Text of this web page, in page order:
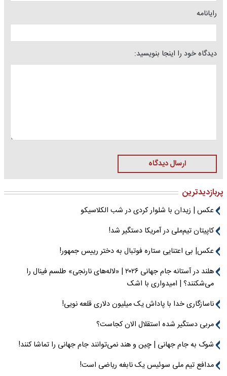
رایانامه
دیدگاه خود را اینجا بنویسید:
ارسال دیدگاه
پربازدیدترین
عکس | زیدان با شلوار کردی در شب الکلاسیکو
کاپیتان تیم‌ملی در آمریکا دستگیر شد!
عکس| بی اعتنایی ستاره فوتبال به دختر رییس جمهور!
هلند در آستانه جام جهانی ۲۰۲۶ | «لاله‌های نارنجی» طلسم فینال را
می‌شکنند؟ | امیدواری با اشک
ناسازگاری خدا با پاداش یک میلیون دلاری قلعه نویی!
مربی دستگیر شده استقلال الان کجاست؟
شوک به جام جهانی | چین و هند نمی‌توانند جام جهانی را تماشا کنند!
مدافع تیم ملی سوئیس یک نابغه ریاضی است!